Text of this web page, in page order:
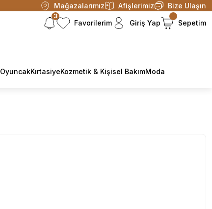
Mağazalarımız Afişlerimiz Bize Ulaşın
3
Favorilerim Giriş Yap Sepetim
OyuncakKırtasiyeKozmetik & Kişisel BakımModa